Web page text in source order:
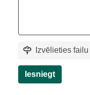
Izvēlieties
Iesniegt